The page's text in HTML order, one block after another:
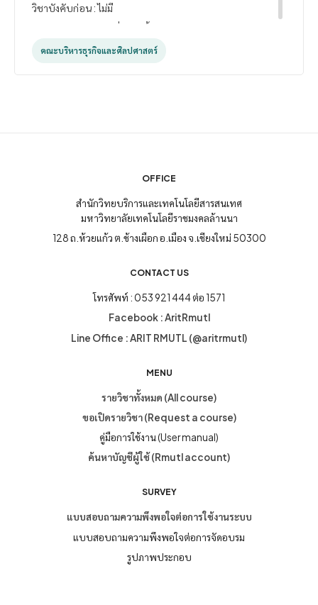
วิชาบังคับก่อน : ไม่มี
ริทึม ภาษาสาหรับเขียนโปรแกรม รูปแบบการเขียน
โปรแกรมที่ดี ประเภทของข้อมูล ค่าคงที่ ตัวแปร นิพจน์และ
expressions, and operators, receiving and
subprograms, programming to work with data
คณะบริหารธุรกิจและศิลปศาสตร์
OFFICE
สำนักวิทยบริการและเทคโนโลยีสารสนเทศ
มหาวิทยาลัยเทคโนโลยีราชมงคลล้านนา
128 ถ.ห้วยแก้ว ต.ช้างเผือก อ.เมือง จ.เชียงใหม่ 50300
CONTACT US
โทรศัพท์ : 053 921 444 ต่อ 1571
Facebook : AritRmutl
Line Office : ARIT RMUTL (@aritrmutl)
MENU
รายวิชาทั้งหมด (All course)
ขอเปิดรายวิชา (Request a course)
คู่มือการใช้งาน (User manual)
ค้นหาบัญชีผู้ใช้ (Rmutl account)
SURVEY
แบบสอบถามความพึงพอใจต่อการใช้งานระบบ
แบบสอบถามความพึงพอใจต่อการจัดอบรม
รูปภาพประกอบ